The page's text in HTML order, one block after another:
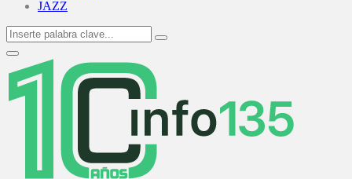
JAZZ
Search
for:
Search
Primary
Menu